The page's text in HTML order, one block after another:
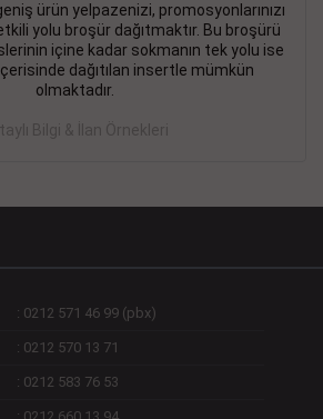
geniş ürün yelpazenizi, promosyonlarınızı
yolu broşür dağıtmaktır. Bu broşürü
içine kadar sokmanın tek yolu ise
dağıtılan insertle mümkün
olmaktadır.
Bilgi & İlan Örnekleri
: 0212 571 46 99 (pbx)
: 0212 570 13 71
: 0212 583 76 53
İlanı- 11.09.2018
olan 35 yaşını aşmamış, Depo
Osmanbey, Şişli